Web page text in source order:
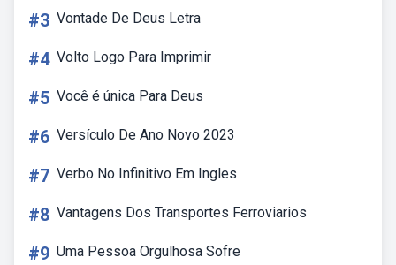
#3 Vontade De Deus Letra
#4 Volto Logo Para Imprimir
#5 Você é única Para Deus
#6 Versículo De Ano Novo 2023
#7 Verbo No Infinitivo Em Ingles
#8 Vantagens Dos Transportes Ferroviarios
#9 Uma Pessoa Orgulhosa Sofre